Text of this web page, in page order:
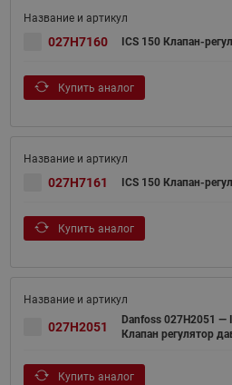
027H7160 ICS 150 Клапан-
Купить аналог
027H7161 ICS 150 Клапан-
Купить аналог
027H2051
Danfoss 027H2051 —
Клапан регулятор
Купить аналог